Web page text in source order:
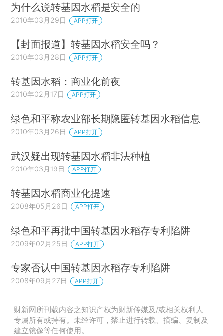
为什么说转基因水稻是安全的
2010年03月29日 APP打开
【封面报道】转基因水稻安全吗？
2010年03月28日 APP打开
转基因水稻：商业化前夜
2010年02月17日 APP打开
绿色和平称农业部长期隐匿转基因水稻信息
2010年03月26日 APP打开
武汉疑出现转基因水稻非法种植
2010年03月19日 APP打开
转基因水稻商业化提速
2008年05月26日 APP打开
绿色和平再批中国转基因水稻存专利陷阱
2009年02月25日 APP打开
专家否认中国转基因水稻存专利陷阱
2008年09月27日 APP打开
财新网所刊载内容之知识产权为财新传媒及/或相关权利人
专属所有或持有。未经许可，禁止进行转载、摘编、复制及
建立镜像等任何使用。